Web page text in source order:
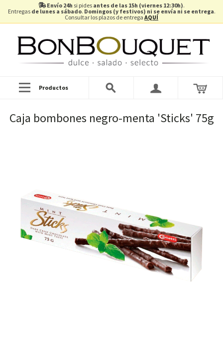
Envío 24h si pides antes de las 15h (viernes 12:30h).
Entregas de lunes a sábado. Domingos (y festivos) ni se envía ni se entrega.
Consultar los plazos de entrega AQUÍ
Productos
Caja bombones negro-menta 'Sticks' 75g